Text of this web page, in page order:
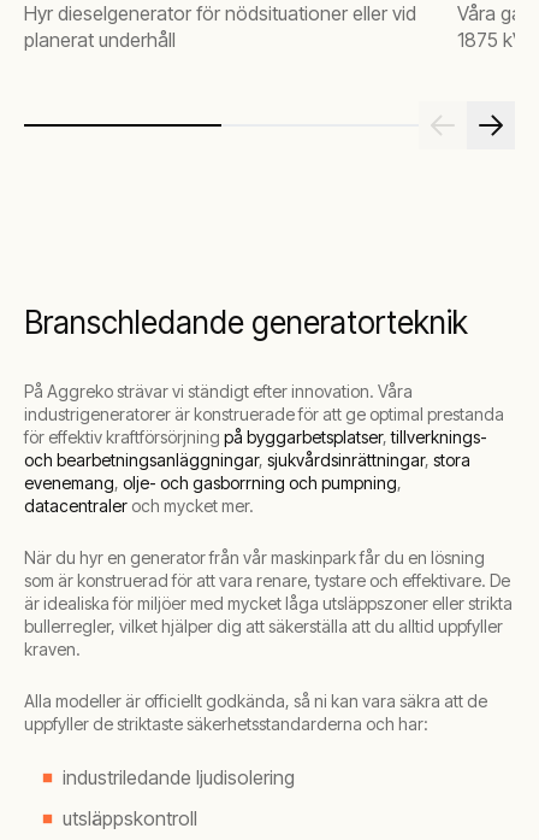
Hyr dieselgenerator för nödsituationer eller vid
planerat underhåll
Våra
1875
Branschledande generatorteknik
På Aggreko strävar vi ständigt efter innovation. Våra
industrigeneratorer är konstruerade för att ge optimal prestanda
för effektiv kraftförsörjning på byggarbetsplatser,tillverknings-
och bearbetningsanläggningar, sjukvårdsinrättningar, stora
evenemang, olje- och gasborrning och pumpning,
datacentraler och mycket mer.
När du hyr en generator från vår maskinpark får du en lösning
som är konstruerad för att vara renare, tystare och effektivare. De
är idealiska för miljöer med mycket låga utsläppszoner eller strikta
bullerregler, vilket hjälper dig att säkerställa att du alltid uppfyller
kraven.
Alla modeller är officiellt godkända, så ni kan vara säkra att de
uppfyller de striktaste säkerhetsstandarderna och har:
industriledande ljudisolering
utsläppskontroll